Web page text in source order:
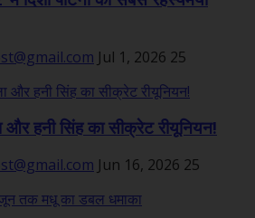
Jul 1, 2026 25
और हनी सिंह का सीक्रेट रीयूनियन!
Jun 16, 2026 25